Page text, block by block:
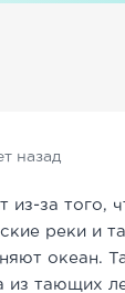
назад
из-за того,
реки и
океан.
из тающих